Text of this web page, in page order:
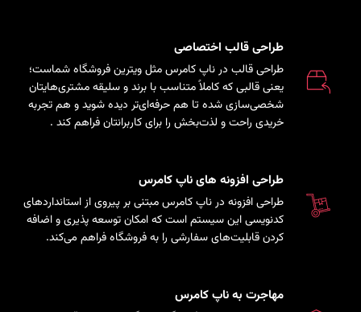
طراحی قالب اختصاصی
طراحی قالب در ناپ کامرس مثل ویترین فروشگاه شماست؛
یعنی قالبی که کاملاً متناسب با برند و سلیقه مشتری‌هایتان
شخصی‌سازی شده تا هم حرفه‌ای‌تر دیده شوید و هم تجربه
خریدی راحت و لذت‌بخش را برای کاربرانتان فراهم کند .
طراحی افزونه های ناپ کامرس
طراحی افزونه در ناپ کامرس مبتنی بر پیروی از استانداردهای
کدنویسی این سیستم است که امکان توسعه پذیری و اضافه
کردن قابلیت‌های سفارشی را به فروشگاه فراهم می‌کند.
مهاجرت به ناپ کامرس